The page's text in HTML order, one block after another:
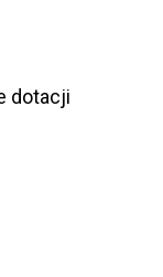
dotacji